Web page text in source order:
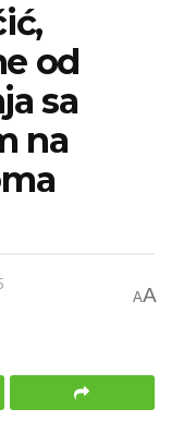
od
sa
na
AA